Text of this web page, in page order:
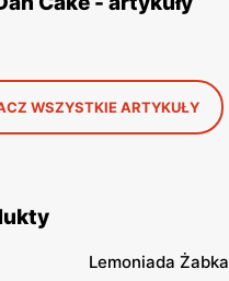
WSZYSTKIE ARTYKUŁY
Lemoniada Żabka